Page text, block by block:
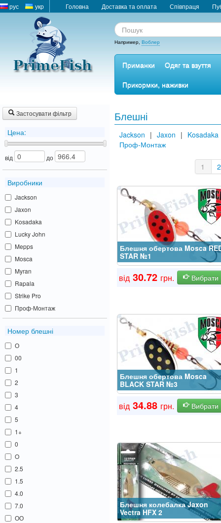
рус укр Головна Доставка та оплата Співпраця
Например, Воблер
Приманки
Одяг та взуття
Прикормки, наживки
Застосувати фільтр
Цена:
від до
Виробники
Jackson
Jaxon
Kosadaka
Lucky John
Mepps
Mosca
Myran
Rapala
Strike Pro
Проф-Монтаж
Номер блешні
О
00
1
2
3
4
5
1+
0
O
2.5
1.5
4.0
7.0
ОО
Блешні
Jackson | Jaxon | Kosadaka
Проф-Монтаж
1 2
Блешня обертова Mosca
STAR №1
від 30.72 грн. Вибрати
Блешня обертова Mosca
BLACK STAR №3
від 34.88 грн. Вибрати
Блешня колебалка Jaxon
Vectra HFX 2